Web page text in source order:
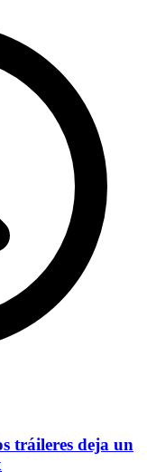
tráileres deja un